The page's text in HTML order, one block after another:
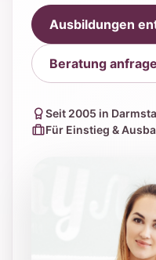
Ausbildungen
Beratung
Seit 2005 in
Für Einstieg &